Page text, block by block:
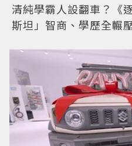
清純學霸人設翻車？《
斯坦」智商、學歷全輾